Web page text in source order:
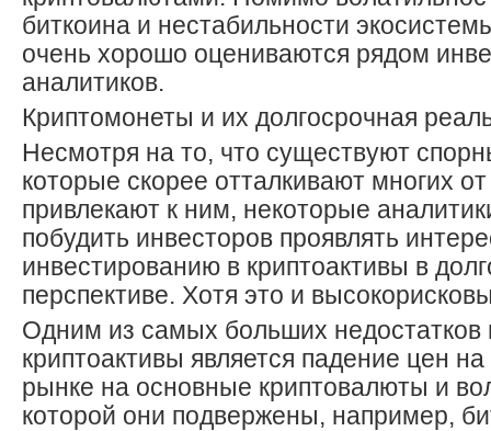
биткоина и нестабильности
очень хорошо оцениваются рядом
аналитиков.
Криптомонеты и их долгосрочная
Несмотря на то, что существуют
которые скорее отталкивают многих
привлекают к ним, некоторые
побудить инвесторов проявлять
инвестированию в криптоактивы в
перспективе. Хотя это и
Одним из самых больших недостатков
криптоактивы является падение цен
рынке на основные криптовалюты и
которой они подвержены, например,